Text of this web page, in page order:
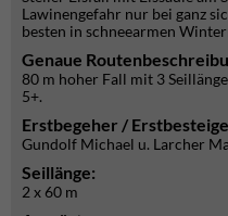
Lawinengefahr nur bei ganz
besten in schneearmen
Genaue
80 m hoher Fall mit 3
5+.
Erstbegeher /
Gundolf Michael u. Larcher
Seillänge:
2 x 60 m